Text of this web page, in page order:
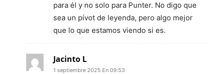
para él y no solo para Punter. No digo que
sea un pívot de leyenda, pero algo mejor
que lo que estamos viendo si es.
Jacinto L
1 septiembre 2025 En 09:53